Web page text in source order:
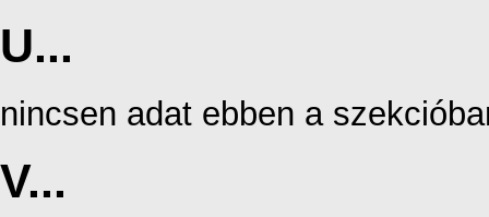
U...
nincsen adat ebben a
V...